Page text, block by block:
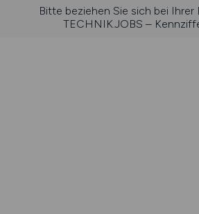
Bitte beziehen Sie sich bei Ihrer
TECHNIK.JOBS –